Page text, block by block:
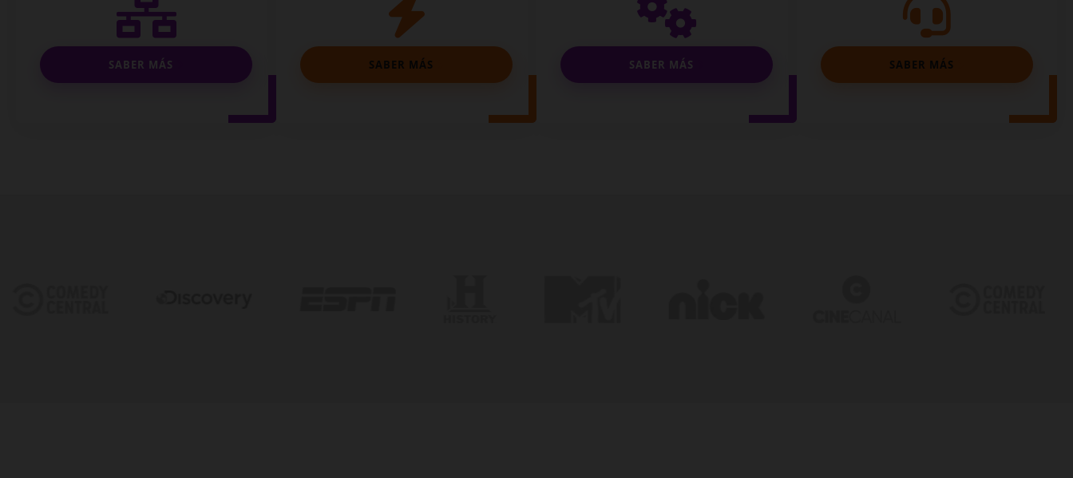
SABER MÁS SABER MÁS SABER MÁS SABER MÁS